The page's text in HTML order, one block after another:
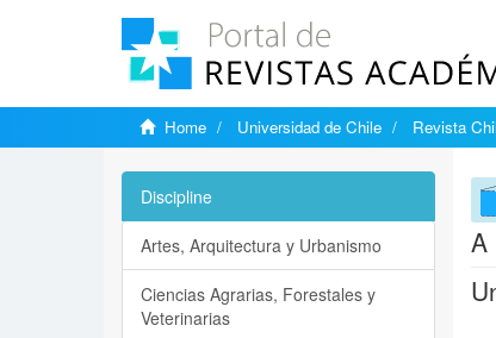
Home Universidad de Chile Revista
A
Discipline
Artes, Arquitectura y Urbanismo
Ciencias Agrarias, Forestales y
Veterinarias